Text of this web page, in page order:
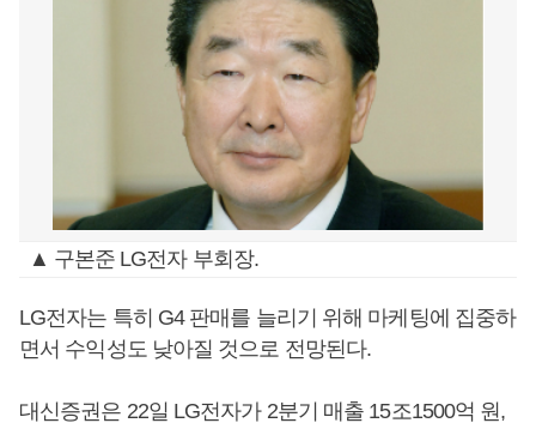
▲ 구본준 LG전자 부회장.
LG전자는 특히 G4 판매를 늘리기 위해 마케팅에 집중하
면서 수익성도 낮아질 것으로 전망된다.
대신증권은 22일 LG전자가 2분기 매출 15조1500억 원,